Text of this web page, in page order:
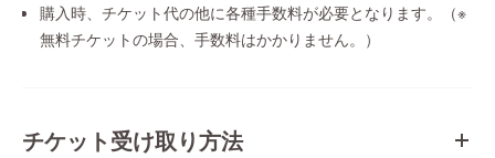
購入時、チケット代の他に各種手数料が必要となります。（※
無料チケットの場合、手数料はかかりません。）
チケット受け取り方法